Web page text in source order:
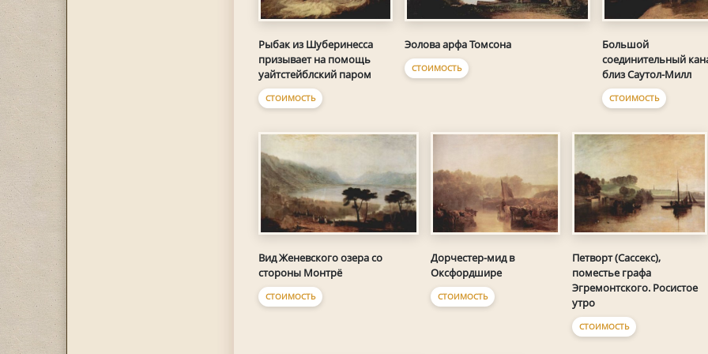
Рыбак из Шуберинесса
призывает на помощь
уайтстейблский паром
СТОИМОСТЬ
Эолова арфа Томсона
СТОИМОСТЬ
Большой
соединительный
близ Саутол-Милл
СТОИМОСТЬ
Вид Женевского озера со
стороны Монтрё
СТОИМОСТЬ
Дорчестер-мид в
Оксфордшире
СТОИМОСТЬ
Петворт (Сассекс),
поместье графа
Эгремонтского. Росистое
утро
СТОИМОСТЬ